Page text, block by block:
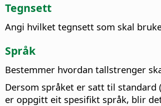
Tegnsett
Angi hvilket tegnsett som skal
Språk
Bestemmer hvordan tallstrenger
Dersom språket er satt til
er oppgitt eit spesifikt språk, blir